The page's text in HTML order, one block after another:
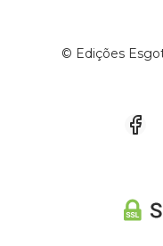
© Edições